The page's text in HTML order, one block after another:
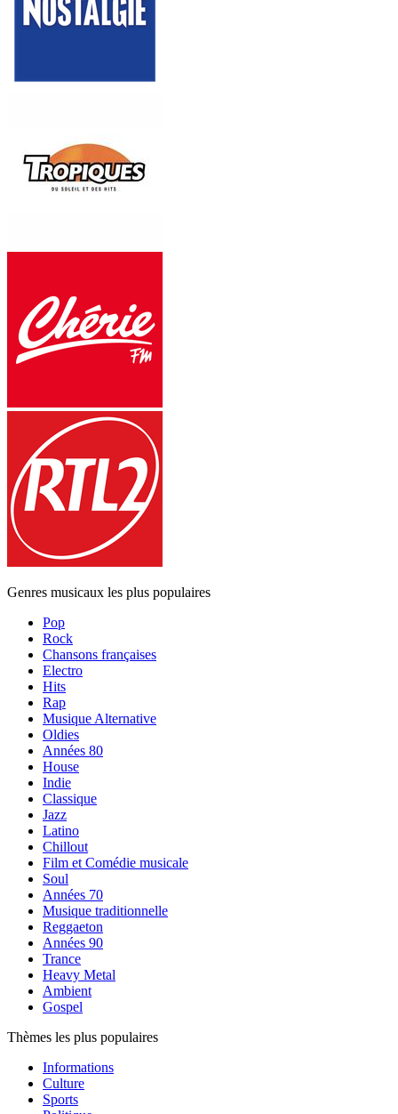
Genres musicaux les plus populaires
Pop
Rock
Chansons françaises
Electro
Hits
Rap
Musique Alternative
Oldies
Années 80
House
Indie
Classique
Jazz
Latino
Chillout
Film et Comédie musicale
Soul
Années 70
Musique traditionnelle
Reggaeton
Années 90
Trance
Heavy Metal
Ambient
Gospel
Thèmes les plus populaires
Informations
Culture
Sports